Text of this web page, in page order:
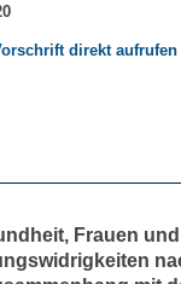
direkt aufrufen
Frauen